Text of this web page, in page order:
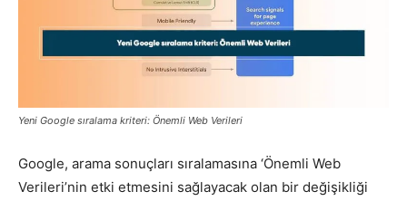
ve
–
Yeni Google sıralama kriteri: Önemli Web Verileri
Google, arama sonuçları sıralamasına ‘Önemli Web
Verileri’nin etki etmesini sağlayacak olan bir değişikliği